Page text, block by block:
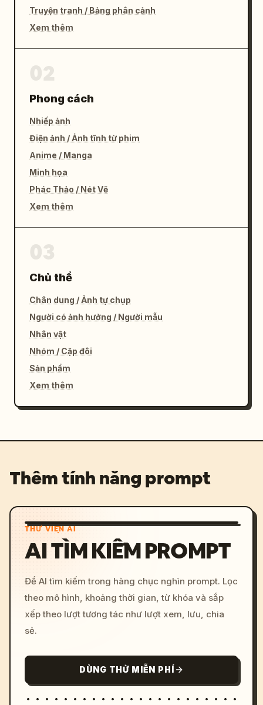
Truyện tranh / Bảng phân cảnh
Xem thêm
Phong cách
Nhiếp ảnh
Điện ảnh / Ảnh tĩnh từ phim
Anime / Manga
Minh họa
Phác Thảo / Nét Vẽ
Xem thêm
Chủ thể
Chân dung / Ảnh tự chụp
Người có ảnh hưởng / Người mẫu
Nhân vật
Nhóm / Cặp đôi
Sản phẩm
Xem thêm
Thêm tính năng prompt
THƯ VIỆN AI
AI TÌM KIẾM PROMPT
Để AI tìm kiếm trong hàng chục nghìn prompt. Lọc
theo mô hình, khoảng thời gian, từ khóa và sắp
xếp theo lượt tương tác như lượt xem, lưu, chia
sẻ.
DÙNG THỬ MIỄN PHÍ